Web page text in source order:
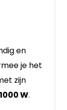
en
je het
zijn
1000 W.